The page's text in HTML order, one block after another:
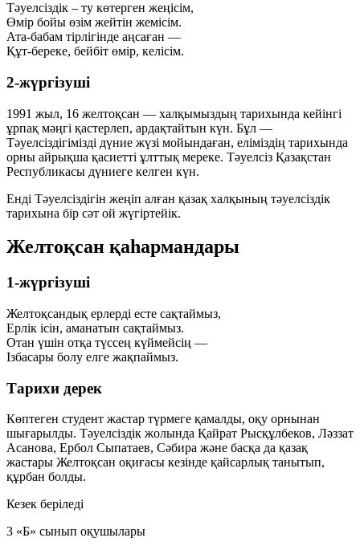
Тәуелсіздік – ту көтерген жеңісім,
Өмір бойы өзім жейтін жемісім.
Ата-бабам тірлігінде аңсаған —
Құт-береке, бейбіт өмір, келісім.
2-жүргізуші
1991 жыл, 16 желтоқсан — халқымыздың тарихында кейінгі
ұрпақ мәңгі қастерлеп, ардақтайтын күн. Бұл —
Тәуелсіздігімізді дүние жүзі мойындаған, еліміздің тарихында
орны айрықша қасиетті ұлттық мереке. Тәуелсіз Қазақстан
Республикасы дүниеге келген күн.
Енді Тәуелсіздігін жеңіп алған қазақ халқының тәуелсіздік
тарихына бір сәт ой жүгіртейік.
Желтоқсан қаһармандары
1-жүргізуші
Желтоқсандық ерлерді есте сақтаймыз,
Ерлік ісін, аманатын сақтаймыз.
Отан үшін отқа түссең күймейсің —
Ізбасары болу елге жақпаймыз.
Тарихи дерек
Көптеген студент жастар түрмеге қамалды, оқу орнынан
шығарылды. Тәуелсіздік жолында Қайрат Рысқұлбеков, Ләззат
Асанова, Ербол Сыпатаев, Сәбира және басқа да қазақ
жастары Желтоқсан оқиғасы кезінде қайсарлық танытып,
құрбан болды.
Кезек беріледі
3 «Б» сынып оқушылары